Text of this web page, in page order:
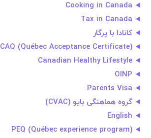
Cooking in Canada
Tax in Canada
کانادا با پرگار
CAQ (Québec Acceptance Certificate)
Canadian Healthy Lifestyle
OINP
Parents Visa
گروه هماهنگی بایو (CVAC)
English
PEQ (Québec experience program)